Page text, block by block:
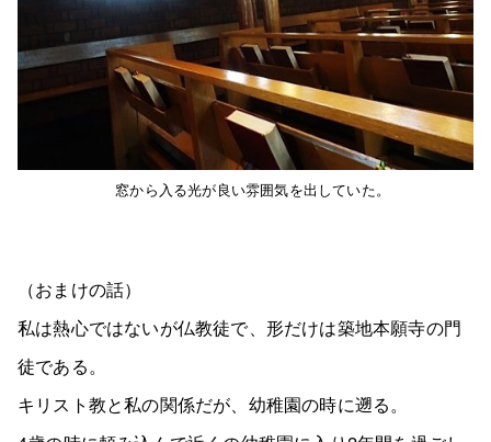
窓から入る光が良い雰囲気を出していた。
（おまけの話）
私は熱心ではないが仏教徒で、形だけは築地本願寺の門
徒である。
キリスト教と私の関係だが、幼稚園の時に遡る。